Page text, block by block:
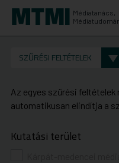
Médiatanács,
KERESÉS AZ INTÉZET ANYAGAI KÖZÖTT
SZŰRÉSI FELTÉTELEK
Az egyes szűrési
automatikusan elindítja a
Kutatási terület